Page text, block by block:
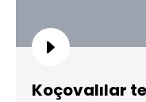
Koçovalılar